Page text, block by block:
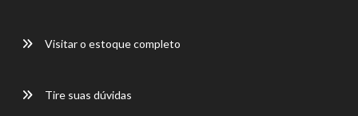
Visitar o estoque completo
Tire suas dúvidas